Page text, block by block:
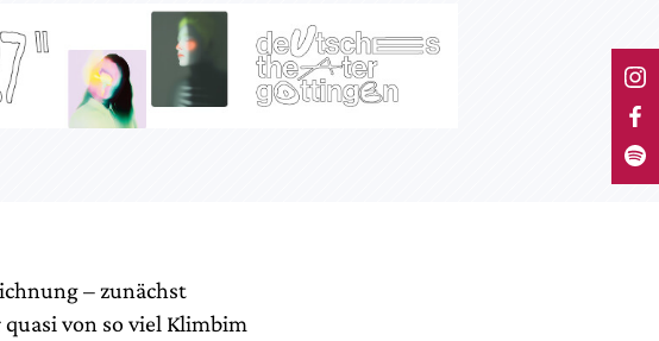
– zunächst
von so viel Klimbim